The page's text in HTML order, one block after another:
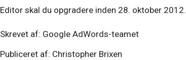
Editor skal du opgradere inden 28. oktober 2012.
Skrevet af: Google AdWords-teamet
Publiceret af: Christopher Brixen